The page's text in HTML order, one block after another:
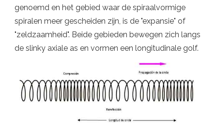
genoemd en het gebied waar de spiraalvormige
spiralen meer gescheiden zijn, is de "expansie" of
"zeldzaamheid". Beide gebieden bewegen zich langs
de slinky axiale as en vormen een longitudinale golf.